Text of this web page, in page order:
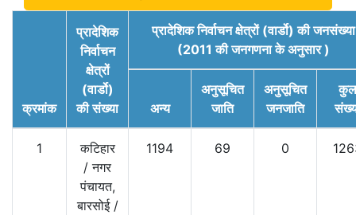
क्रमांक
प्रादेशिक
निर्वाचन
क्षेत्रों
(वार्डो)
की संख्या
प्रादेशिक निर्वाचन क्षेत्रों (वार्डो) की जनसंख्या
(2011 की जनगणना के अनुसार )
अन्य
अनुसूचित
जाति
अनुसूचित
जनजाति
कुल
1
कटिहार
/नगर
पंचायत,
बारसोई /
1194 69 0